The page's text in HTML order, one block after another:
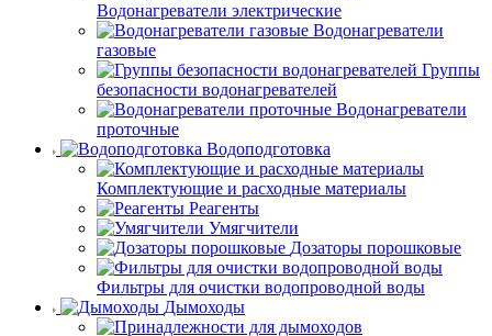
Водонагреватели электрические
Водонагреватели
газовые
Группы
безопасности водонагревателей
Водонагреватели
проточные
Водоподготовка
Комплектующие и расходные материалы
Реагенты
Умягчители
Дозаторы порошковые
Фильтры для очистки водопроводной воды
Дымоходы